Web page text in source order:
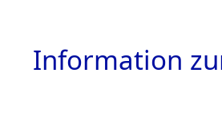
Information